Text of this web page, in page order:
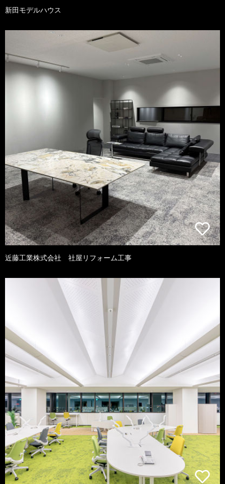
新田モデルハウス
近藤工業株式会社 社屋リフォーム工事